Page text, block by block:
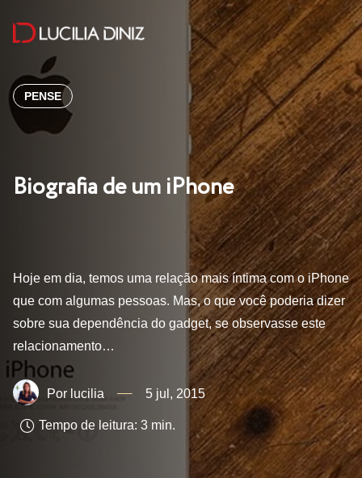
PENSE
Biografia de um iPhone
Hoje em dia, temos uma relação mais íntima com o iPhone
que com algumas pessoas. Mas, o que você poderia dizer
sobre sua dependência do gadget, se observasse este
relacionamento…
lucilia 5 jul, 2015
Tempo de leitura: 3 min.